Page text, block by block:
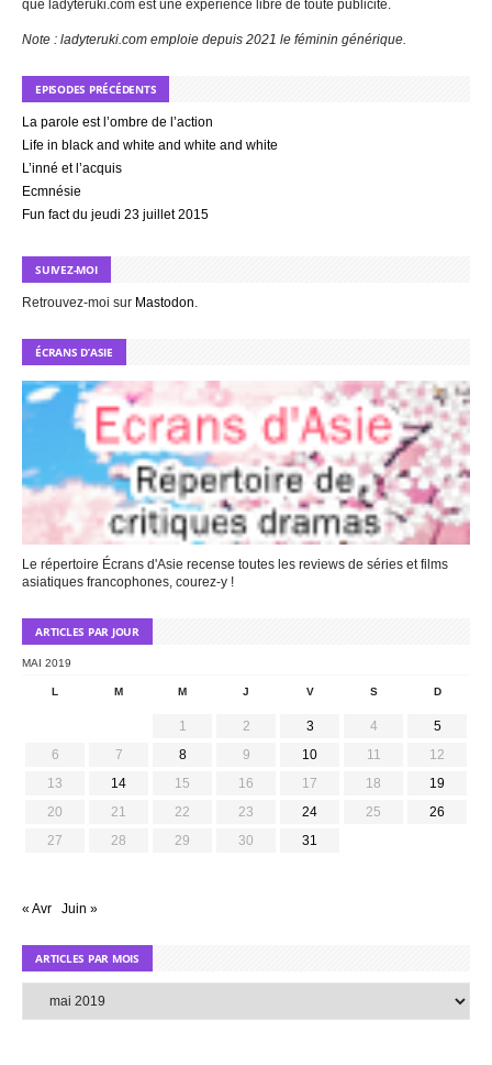
que ladyteruki.com est une expérience libre de toute publicité.
Note : ladyteruki.com emploie depuis 2021 le féminin générique.
EPISODES PRÉCÉDENTS
La parole est l’ombre de l’action
Life in black and white and white and white
L’inné et l’acquis
Ecmnésie
Fun fact du jeudi 23 juillet 2015
SUIVEZ-MOI
Retrouvez-moi sur Mastodon
ÉCRANS D’ASIE
Le répertoire Écrans d'Asie recense toutes les reviews de séries et films
asiatiques francophones, courez-y !
ARTICLES PAR JOUR
MAI 2019
L M M J V S D
1 2 3 4
5
6
7 8 9 10 11
12
13
14 15 16 17 18
19
20
21 22 23 24 25
26
27
28 29 30 31
« Avr Juin »
ARTICLES PAR MOIS